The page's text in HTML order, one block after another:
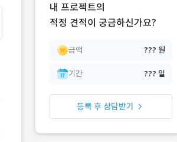
내 프로젝트의
적정 견적이 궁금하신가요?
금액 ??? 원
기간 ??? 일
등록 후 상담받기